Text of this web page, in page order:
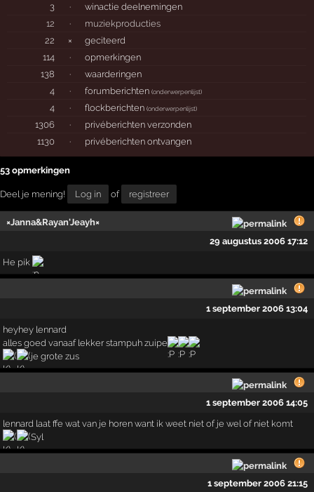
3
·
winactie deelnemingen
12
·
muziekproducties
22
×
geciteerd
114
·
opmerkingen
138
·
waarderingen
4
· forumberichten(onderwerpenlijst)
4 · flockberichten(onderwerpenlijst)
1306 ·
privéberichten verzonden
1130
· privéberichten ontvangen
53 opmerkingen
Deel je mening! Log in of registreer
×Janna&Rayan'Jeayh×
29 augustus 2006 17:12
He pik
1 september 2006 13:04
heyhey lennard
alles goed vanaaf lekker stampuh zuipe
je grote zus
1 september 2006 14:05
lennard laat ffe wat van je horen want ik weet niet of je wel of niet komt
Syl
1 september 2006 21:15